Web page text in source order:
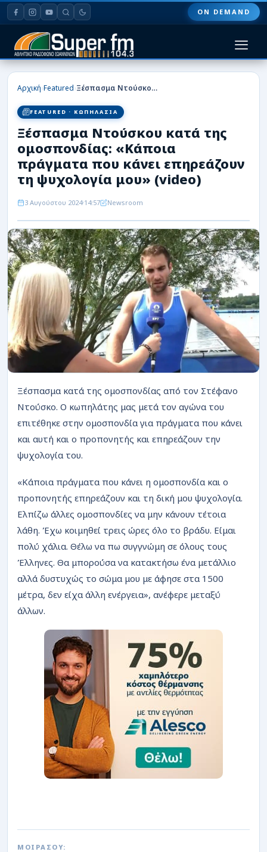
ON DEMAND
HOME
ΠΟΔΟΣΦΑΙΡΟ
ΜΠΑΣΚΕΤ
ΣΠΟΡ
ΑΡΘΡΟΓΡΑΦΙΕΣ
ΡΟΗ
Αρχική›Featured› Ξέσπασμα Ντούσκου κατά της ομοσπονδίας: «Κάποια πράγματα που κάνει επηρεάζουν τη ψυχολογία μου» (video)
FEATURED · ΚΩΠΗΛΑΣΙΑ
Ξέσπασμα Ντούσκου κατά της
ομοσπονδίας: «Κάποια
πράγματα που κάνει επηρεάζουν
τη ψυχολογία μου» (video)
3 Αυγούστου 2024 14:57 Newsroom
Ξέσπασμα κατά της ομοσπονδίας από τον Στέφανο
Ντούσκο. Ο κωπηλάτης μας μετά τον αγώνα του
επιτέθηκε στην ομοσπονδία για πράγματα που κάνει
και αυτή και ο προπονητής και επηρεάζουν την
ψυχολογία του.
«Κάποια πράγματα που κάνει η ομοσπονδία και ο
προπονητής επηρεάζουν και τη δική μου ψυχολογία.
Ελπίζω άλλες ομοσπονδίες να μην κάνουν τέτοια
λάθη. Έχω κοιμηθεί τρεις ώρες όλο το βράδυ. Είμαι
πολύ χάλια. Θέλω να πω συγγνώμη σε όλους τους
Έλληνες. Θα μπορούσα να κατακτήσω ένα μετάλλιο
αλλά δυστυχώς το σώμα μου με άφησε στα 1500
μέτρα, δεν είχα άλλη ενέργεια», ανέφερε μεταξύ
άλλων.
ΜΟΙΡΑΣΟΥ: